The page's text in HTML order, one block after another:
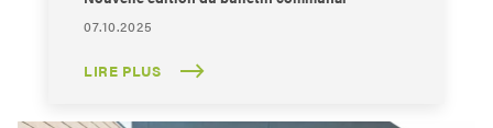
07.10.2025
LIRE PLUS